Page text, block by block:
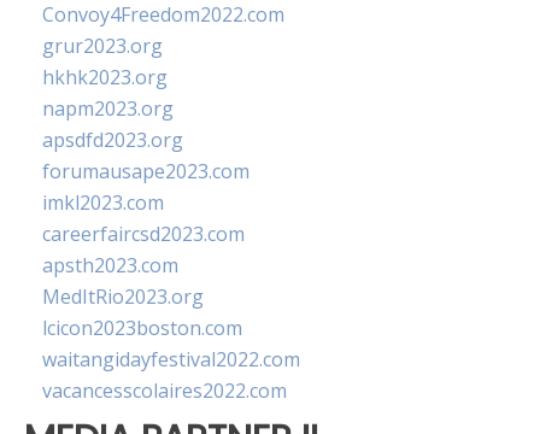
Convoy4Freedom2022.com
grur2023.org
hkhk2023.org
napm2023.org
apsdfd2023.org
forumausape2023.com
imkl2023.com
careerfaircsd2023.com
apsth2023.com
MedItRio2023.org
lcicon2023boston.com
waitangidayfestival2022.com
vacancesscolaires2022.com